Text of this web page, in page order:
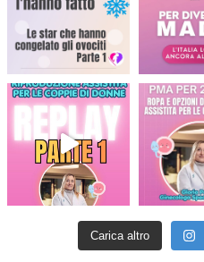
Carica altro